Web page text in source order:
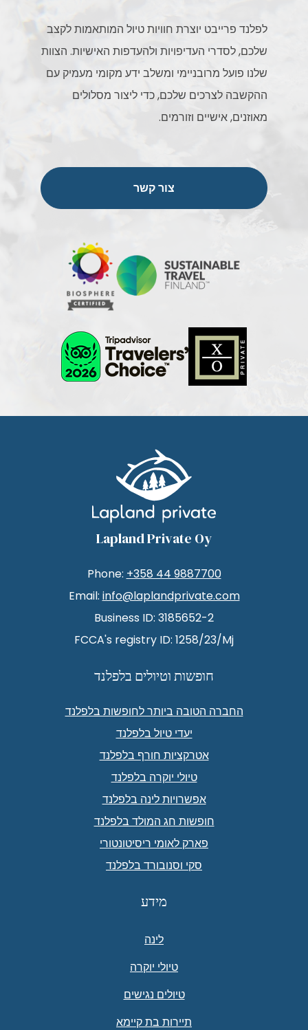
לפלנד פרייבט יוצרת חוויות טיול המותאמות לקצב
שלכם, לסדרי העדיפויות ולהעדפות האישיות. הצוות
שלנו פועל מרובניימי ומשלב ידע מקומי מעמיק עם
ההקשבה לצרכים שלכם, כדי ליצור מסלולים
מאוזנים, אישיים וזורמים.
צור קשר
Lapland Private Oy
Phone: +358 44 9887700
Email: info@laplandprivate.com
Business ID: 3185652-2
FCCA's registry ID: 1258/23/Mj
חופשות וטיולים בלפלנד
החברה הטובה ביותר לחופשות בלפלנד
יעדי טיול בלפלנד
אטרקציות חורף בלפלנד
טיולי יוקרה בלפלנד
אפשרויות לינה בלפלנד
חופשות חג המולד בלפלנד
פארק לאומי ריסיטונטורי
סקי וסנובורד בלפלנד
מידע
לינה
טיולי יוקרה
טיולים נגישים
תיירות בת קיימא